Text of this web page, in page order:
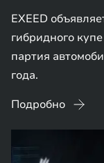
EXEED
гибридного
партия
года.
Подробно